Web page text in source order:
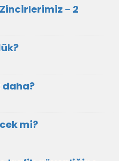
- 2
daha?
mi?